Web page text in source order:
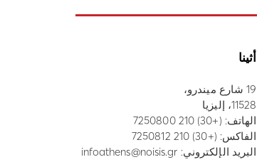
أثينا
19 شارع ميندرو،
11528، إليزيا
الهاتف: (+30) 210 7250800
الفاكس: (+30) 210 7250812
البريد الإلكتروني: infoathens@noisis.gr